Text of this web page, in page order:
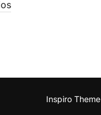
Inspiro Theme